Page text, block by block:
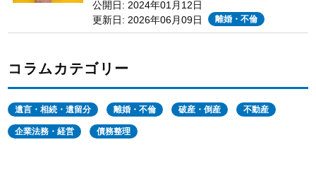
公開日: 2024年01月12日
更新日: 2026年06月09日 離婚・不倫
コラムカテゴリー
遺言・相続・遺留分 離婚・不倫 破産・倒産 不動産
企業法務・経営 債務整理